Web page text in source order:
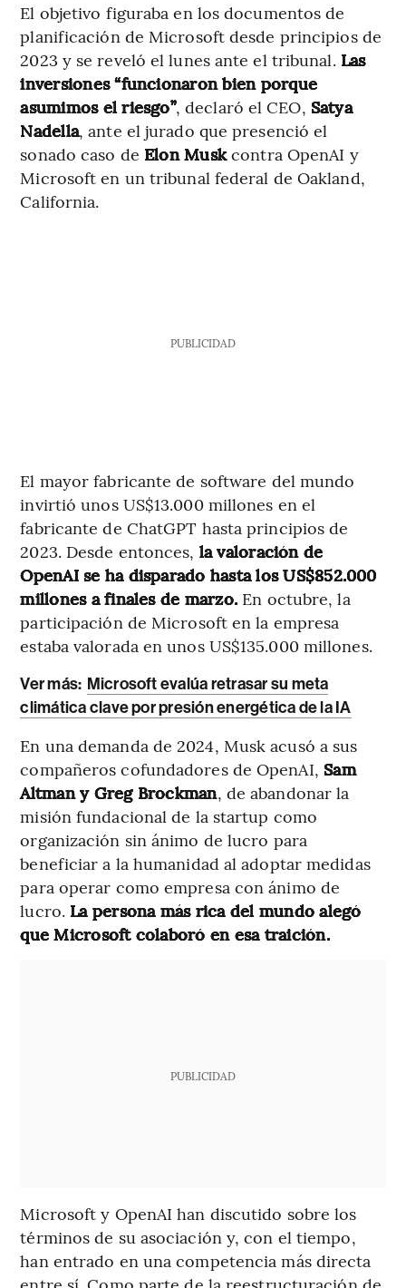
El objetivo figuraba en los documentos de
planificación de Microsoft desde principios de
2023 y se reveló el lunes ante el tribunal.Las
inversiones “funcionaron bien porque
asumimos el riesgo”, declaró el CEO, Satya
Nadella, ante el jurado que presenció el
sonado caso de Elon Muskcontra OpenAI y
Microsoft en un tribunal federal de Oakland,
California.
PUBLICIDAD
El mayor fabricante de software del mundo
invirtió unos US$13.000 millones en el
fabricante de ChatGPT hasta principios de
2023. Desde entonces, la valoración de
OpenAI se ha disparado hasta los US$852.000
millones a finales de marzo. En octubre, la
participación de Microsoft en la empresa
estaba valorada en unos US$135.000 millones.
Ver más: Microsoft evalúa retrasar su meta
climática clave por presión energética de la IA
En una demanda de 2024, Musk acusó a sus
compañeros cofundadores de OpenAI, Sam
Altman y Greg Brockman, de abandonar la
misión fundacional de la startup como
organización sin ánimo de lucro para
beneficiar a la humanidad al adoptar medidas
para operar como empresa con ánimo de
lucro. La persona más rica del mundo alegó
que Microsoft colaboró en esa traición.
PUBLICIDAD
Microsoft y OpenAI han discutido sobre los
términos de su asociación y, con el tiempo,
han entrado en una competencia más directa